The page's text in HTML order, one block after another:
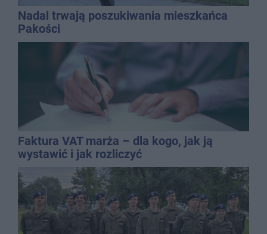
Nadal trwają poszukiwania mieszkańca
Pakości
Faktura VAT marża – dla kogo, jak ją
wystawić i jak rozliczyć